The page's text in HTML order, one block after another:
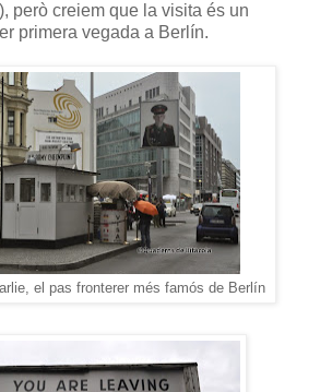
però creiem que la visita és un
primera vegada a Berlín.
el pas fronterer més famós de Berlín